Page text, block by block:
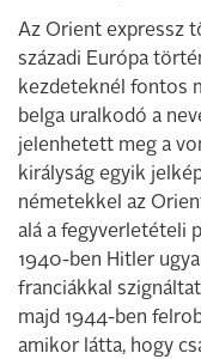
Az Orient expressz
századi Európa
kezdeteknél fontos
belga uralkodó a
jelenhetett meg a
királyság egyik
németekkel az
alá a fegyverletételi
1940-ben Hitler
franciákkal
majd 1944-ben
amikor látta, hogy